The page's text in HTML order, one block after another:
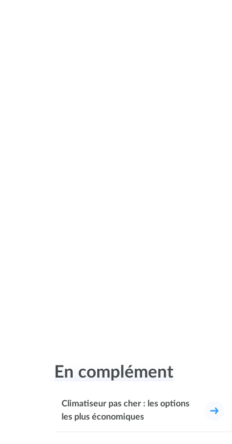
En complément
Climatiseur pas cher : les options
les plus économiques